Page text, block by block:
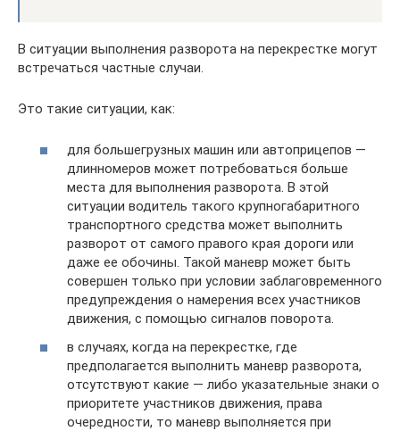
В ситуации выполнения разворота на перекрестке могут
встречаться частные случаи.
Это такие ситуации, как:
для большегрузных машин или автоприцепов —
длинномеров может потребоваться больше
места для выполнения разворота. В этой
ситуации водитель такого крупногабаритного
транспортного средства может выполнить
разворот от самого правого края дороги или
даже ее обочины. Такой маневр может быть
совершен только при условии заблаговременного
предупреждения о намерения всех участников
движения, с помощью сигналов поворота.
в случаях, когда на перекрестке, где
предполагается выполнить маневр разворота,
отсутствуют какие — либо указательные знаки о
приоритете участников движения, права
очередности, то маневр выполняется при